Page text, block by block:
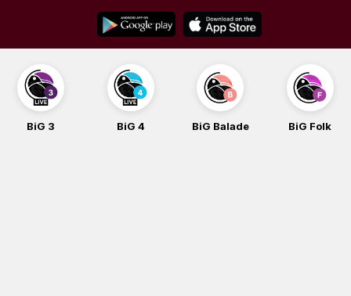
content
BiG 3 BiG 4 BiG Balade BiG Folk